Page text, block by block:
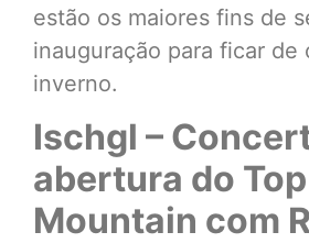
estão os maiores fins de
inauguração para ficar de
inverno.
Ischgl –
abertura do
Mountain com